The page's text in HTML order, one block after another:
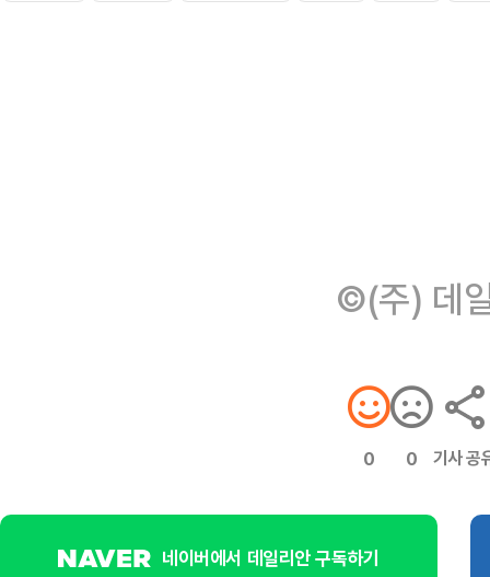
©(주) 데
0 0 기사 공
네이버에서 데일리안 구독하기